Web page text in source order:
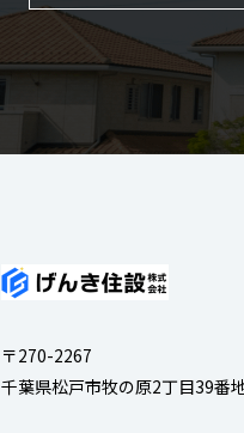
〒270-2267
千葉県松戸市牧の原2丁目39番